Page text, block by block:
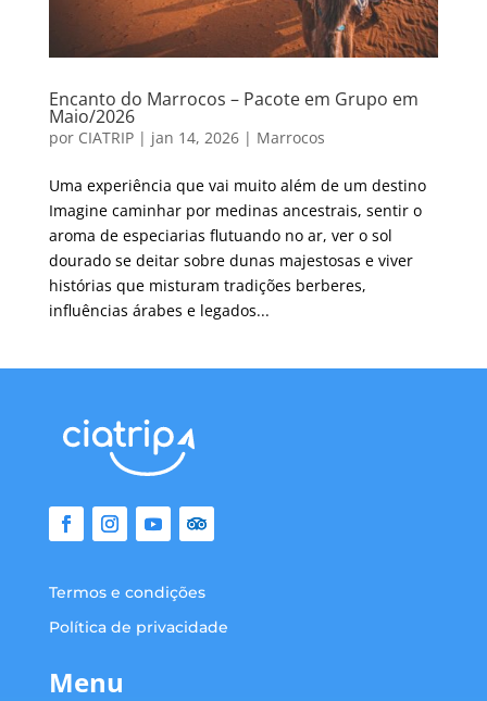
Encanto do Marrocos – Pacote em Grupo em
Maio/2026
por CIATRIP| jan 14, 2026| Marrocos
Uma experiência que vai muito além de um destino
Imagine caminhar por medinas ancestrais, sentir o
aroma de especiarias flutuando no ar, ver o sol
dourado se deitar sobre dunas majestosas e viver
histórias que misturam tradições berberes,
influências árabes e legados...
Termos e condições
Política de privacidade
Menu